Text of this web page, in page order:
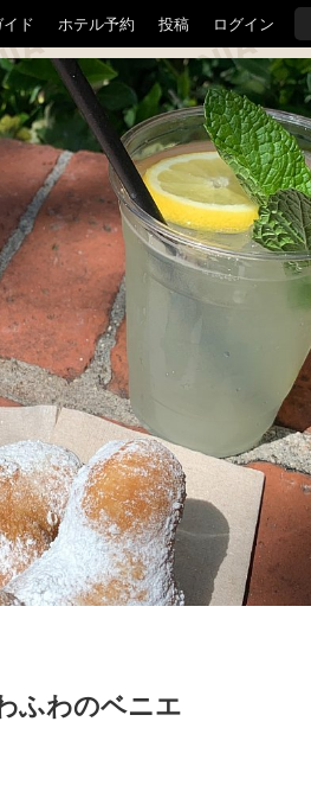
ド ホテル予約 投稿 ログイン
ふわのベニエ